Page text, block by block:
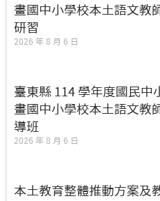
畫國中小學校本土語文教
研習
2026 年 8 月 6 日
臺東縣 114 學年度國民中
畫國中小學校本土語文教
導班
2026 年 8 月 6 日
本土教育整體推動方案及